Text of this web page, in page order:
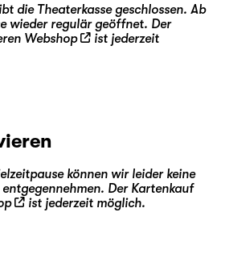
die Theaterkasse geschlossen. Ab
wieder regulär geöffnet. Der
Webshop
ist jederzeit
können wir leider keine
Der Kartenkauf
ist jederzeit möglich.